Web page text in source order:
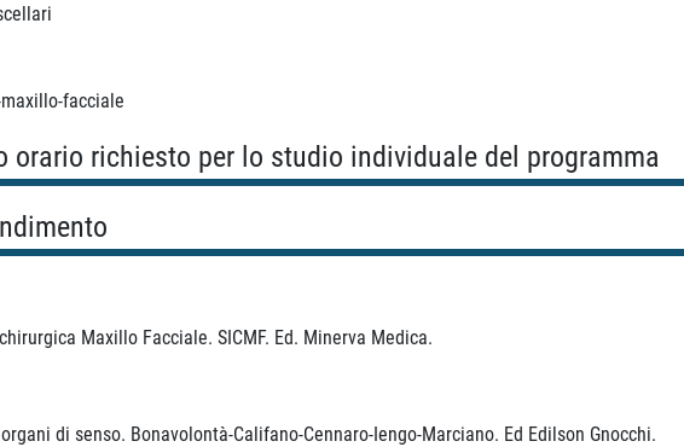
facciale
orario richiesto per lo studio individuale del programma
Maxillo Facciale. SICMF. Ed. Minerva Medica.
di senso. Bonavolontà-Califano-Cennaro-Iengo-Marciano. Ed Edilson Gnocchi.